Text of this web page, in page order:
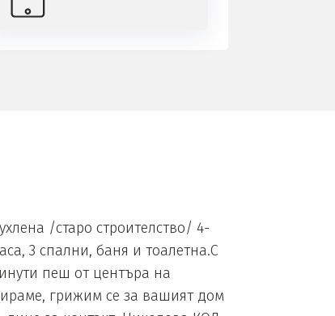
/старо строителство/ 4-
3 спални, баня и тоалетна.С
пеш от центъра на
грижим се за вашият дом